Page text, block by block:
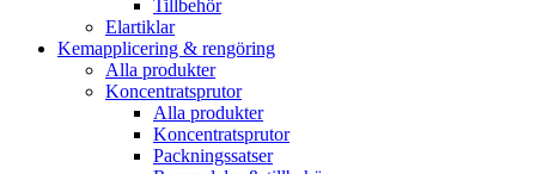
Tillbehör
Elartiklar
Kemapplicering & rengöring
Alla produkter
Koncentratsprutor
Alla produkter
Koncentratsprutor
Packningssatser